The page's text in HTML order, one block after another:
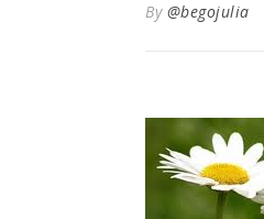
By @begojulia